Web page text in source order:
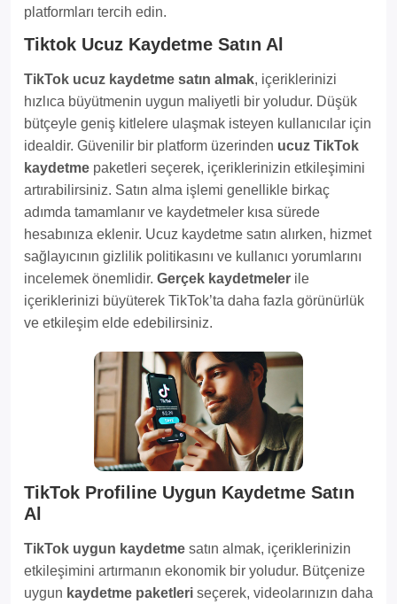
platformları tercih edin.
Tiktok Ucuz Kaydetme Satın Al
TikTok ucuz kaydetme satın almak, içeriklerinizi
hızlıca büyütmenin uygun maliyetli bir yoludur. Düşük
bütçeyle geniş kitlelere ulaşmak isteyen kullanıcılar için
idealdir. Güvenilir bir platform üzerinden ucuz TikTok
kaydetme paketleri seçerek, içeriklerinizin etkileşimini
artırabilirsiniz. Satın alma işlemi genellikle birkaç
adımda tamamlanır ve kaydetmeler kısa sürede
hesabınıza eklenir. Ucuz kaydetme satın alırken, hizmet
sağlayıcının gizlilik politikasını ve kullanıcı yorumlarını
incelemek önemlidir. Gerçek kaydetmeler ile
içeriklerinizi büyüterek TikTok’ta daha fazla görünürlük
ve etkileşim elde edebilirsiniz.
TikTok Profiline Uygun Kaydetme Satın
Al
TikTok uygun kaydetme satın almak, içeriklerinizin
etkileşimini artırmanın ekonomik bir yoludur. Bütçenize
uygun kaydetme paketleri seçerek, videolarınızın daha